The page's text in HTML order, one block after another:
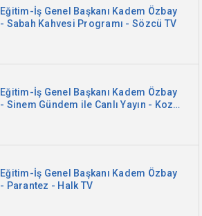
Eğitim-İş Genel Başkanı Kadem Özbay
- Sabah Kahvesi Programı - Sözcü TV
Eğitim-İş Genel Başkanı Kadem Özbay
- Sinem Gündem ile Canlı Yayın - Koza
Eğitim-İş Genel Başkanı Kadem Özbay
- Parantez - Halk TV